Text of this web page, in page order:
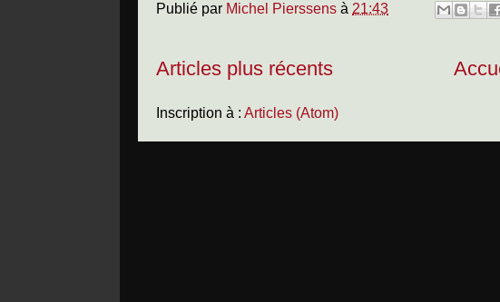
Publié par Michel Pierssens à 21:43
Articles plus récents
Inscription à : Articles (Atom)